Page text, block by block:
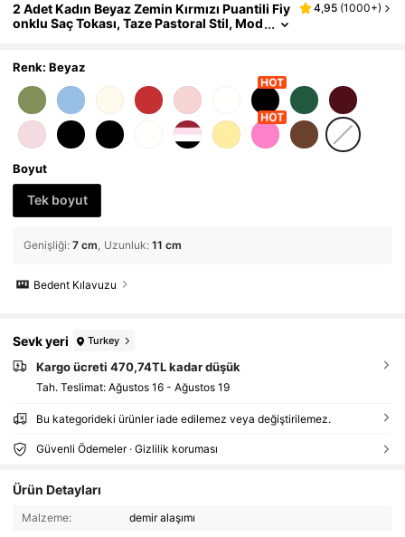
2 Adet Kadın Beyaz Zemin Kırmızı Puantili Fiy
onklu Saç Tokası, Taze Pastoral Stil, Mod
4,95 (1000+)
Renk: Beyaz
Boyut
Tek boyut
Genişliği: 7 cm Uzunluk: 11 cm
Bedent Kılavuzu
Sevk yeri Turkey
Kargo ücreti 470,74TL kadar düşük
Tah. Teslimat: Ağustos 16 - Ağustos 19
Bu kategorideki ürünler iade edilemez veya değiştirilemez.
Güvenli Ödemeler · Gizlilik koruması
Ürün Detayları
Malzeme: demir alaşımı